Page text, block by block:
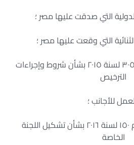
التي صدقت عليها مصر ؛
التي وقعت عليها مصر ؛
وعلى القرار الوزاري رقم ٣٠٥ لسنة ٢٠١٥ بشأن شروط وإجراءات
الترخيص
للأجانب ؛
وعلى القرار الوزاري رقم ١٥٠ لسنة ٢٠١٦ بشأن تشكيل اللجنة
الخاصة